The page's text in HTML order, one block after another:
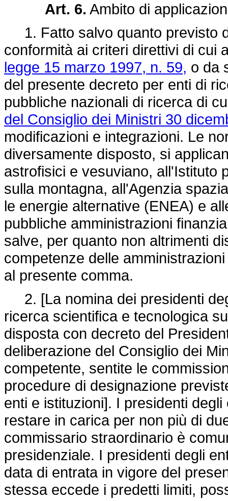
Art. 6. Ambito di
1. Fatto salvo quanto previsto
conformità ai criteri direttivi di cui
legge 15 marzo 1997, n. 59, o da
del presente decreto per enti di
pubbliche nazionali di ricerca di
del Consiglio dei Ministri 30
modificazioni e integrazioni. Le
diversamente disposto, si
astrofisici e vesuviano, all'Istituto
sulla montagna, all'Agenzia
le energie alternative (ENEA) e
pubbliche amministrazioni
salve, per quanto non altrimenti
competenze delle
al presente comma.
2. [La nomina dei presidenti
ricerca scientifica e tecnologica
disposta con decreto del
deliberazione del Consiglio dei
competente, sentite le
procedure di designazione
enti e istituzioni]. I presidenti
restare in carica per non più di
commissario straordinario è
presidenziale. I presidenti degli
data di entrata in vigore del
stessa eccede i predetti limiti,